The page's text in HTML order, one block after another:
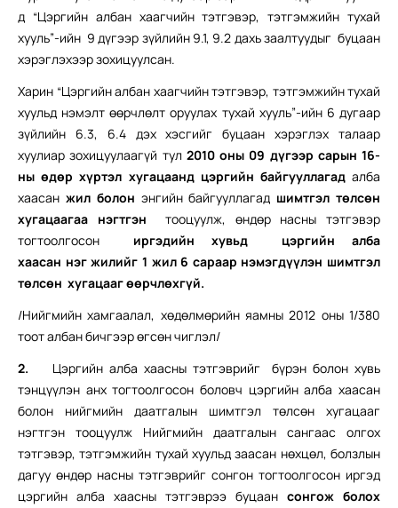
д “Цэргийн албан хаагчийн тэтгэвэр, тэтгэмжийн тухай
хууль”-ийн 9 дүгээр зүйлийн 9.1, 9.2 дахь заалтуудыг буцаан
хэрэглэхээр зохицуулсан.
Харин “Цэргийн албан хаагчийн тэтгэвэр, тэтгэмжийн тухай
хуульд нэмэлт өөрчлөлт оруулах тухай хууль”-ийн 6 дугаар
зүйлийн 6.3, 6.4 дэх хэсгийг буцаан хэрэглэх талаар
хуулиар зохицуулаагүй тул 2010 оны 09 дүгээр сарын 16-
ны өдөр хүртэл хугацаанд цэргийн байгууллагад алба
хаасан жил болон энгийн байгууллагад шимтгэл төлсөн
хугацаагаа нэгтгэн
тооцуулж, өндөр насны тэтгэвэр
тогтоолгосон иргэдийн хувьд цэргийн алба
хаасан нэгжилийг 1 жил 6 сараар нэмэгдүүлэн шимтгэл
төлсөн хугацааг өөрчлөхгүй.
/Нийгмийн хамгаалал, хөдөлмөрийн яамны 2012 оны 1/380
тоот албан бичгээр өгсөн чиглэл/
2. Цэргийн алба хаасны тэтгэврийг бүрэн болон хувь
тэнцүүлэн анх тогтоолгосон боловч цэргийн алба хаасан
болон нийгмийн даатгалын шимтгэл төлсөн хугацааг
нэгтгэн тооцуулж Нийгмийн даатгалын сангаас олгох
тэтгэвэр, тэтгэмжийн тухай хуульд заасан нөхцөл, болзлын
дагуу өндөр насны тэтгэврийг сонгон тогтоолгосон иргэд
цэргийн алба хаасны тэтгэврээ буцаан сонгож болох